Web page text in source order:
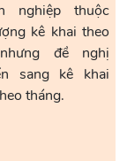
nghiệp thuộc
kê khai theo
đề nghị
sang kê khai
tháng.